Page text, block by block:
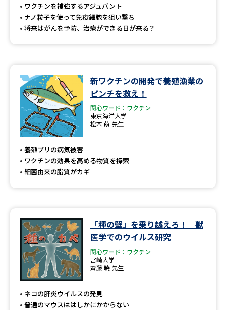
留学・進学関連、塾・予備校
大学入学共通テスト「受験案
内」の請求
高等学校（情報）教員資格認定
大学研究
大学で学べる内容や特徴を調べる
データサイエンス特集 奨学金・特待生制度特集
デジタルパンフレット
新学年スタート号特集ページ
（高3生用）
ワクチンを補強するアジュバント
ナノ粒子を使って免疫細胞を狙い撃ち
将来はがんを予防、治療ができる日が来る？
新ワクチンの開発で養殖漁業の
ピンチを救え！
関心ワード：ワクチン
東京海洋大学
松本 萌 先生
養殖ブリの病気被害
ワクチンの効果を高める物質を探索
細菌由来の脂質がカギ
「種の壁」を乗り越えろ！ 獣
医学でのウイルス研究
関心ワード：ワクチン
宮崎大学
齊藤 暁 先生
ネコの肝炎ウイルスの発見
普通のマウスははしかにかからない